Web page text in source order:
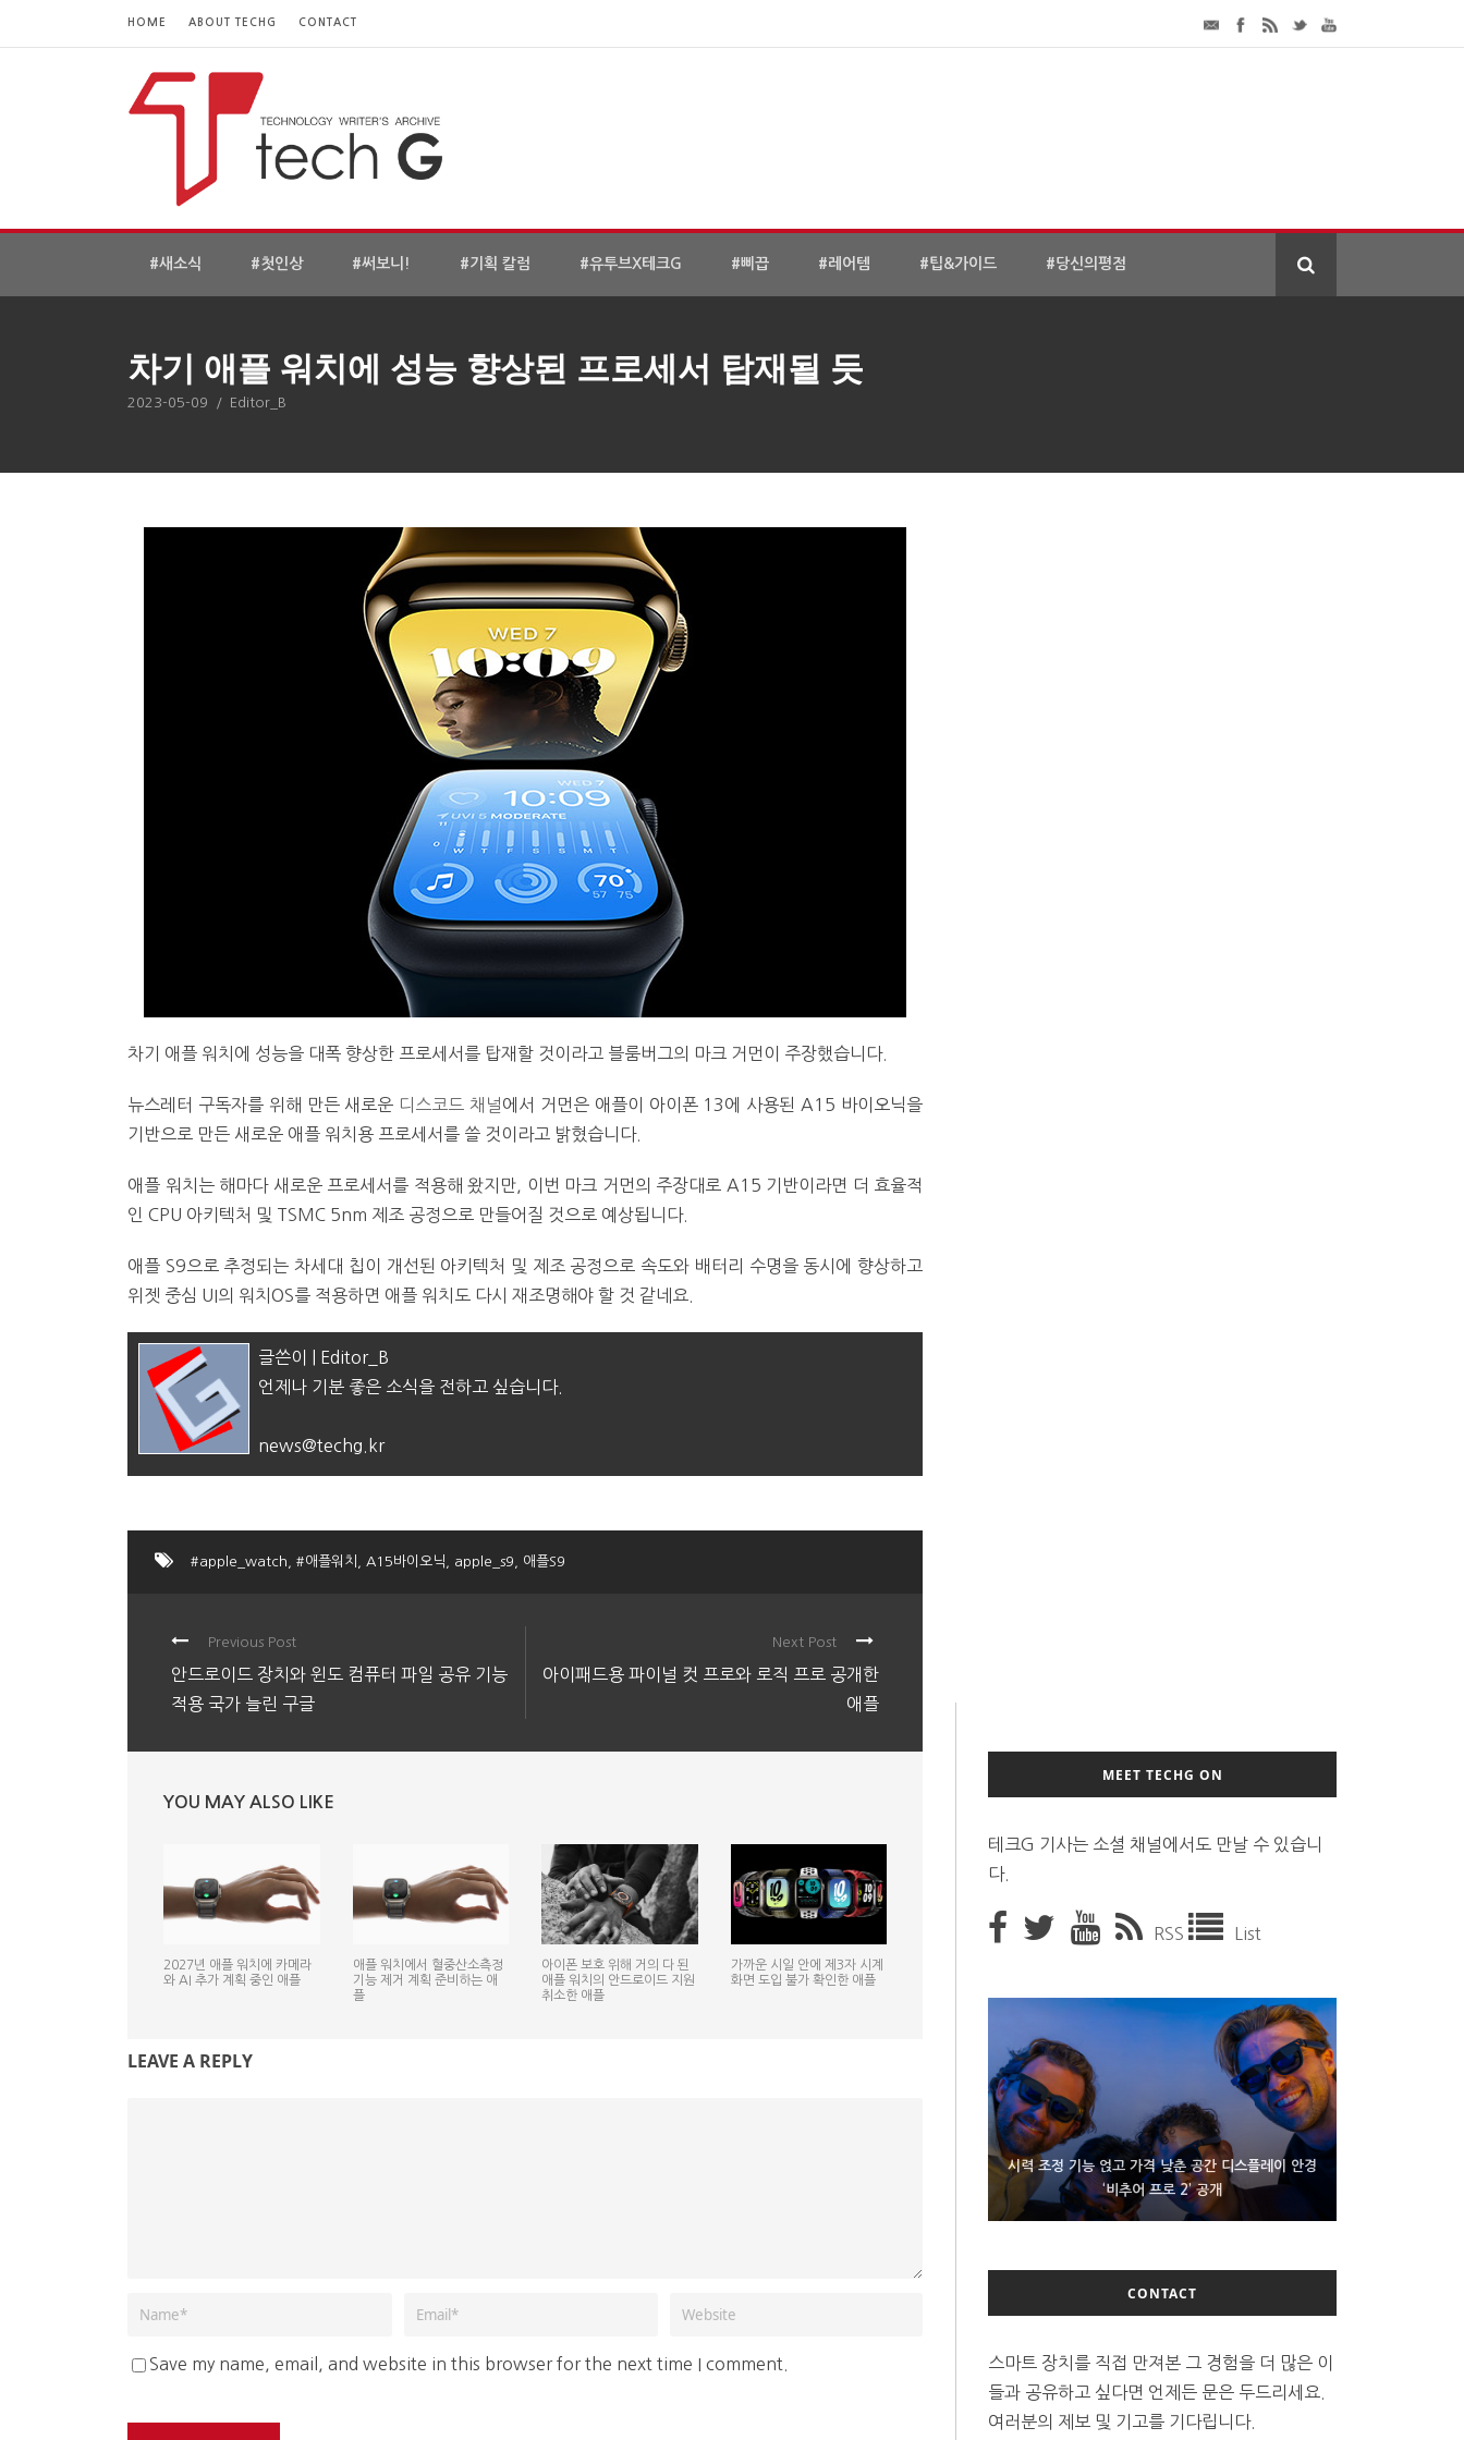
HOME ABOUT TECHG CONTACT
#새소식 #첫인상 #써보니! #기획 칼럼 #유투브X테크G #삐끕 #레어템 #팁&가이드 #당신의평점
차기 애플 워치에 성능 향상된 프로세서 탑재될 듯
2023-05-09 / Editor_B
차기 애플 워치에 성능을 대폭 향상한 프로세서를 탑재할 것이라고 블룸버그의 마크 거먼이 주장했습니다.
뉴스레터 구독자를 위해 만든 새로운 디스코드 채널에서 거먼은 애플이 아이폰 13에 사용된 A15 바이오닉을
기반으로 만든 새로운 애플 워치용 프로세서를 쓸 것이라고 밝혔습니다.
애플 워치는 해마다 새로운 프로세서를 적용해 왔지만, 이번 마크 거먼의 주장대로 A15 기반이라면 더 효율적
인 CPU 아키텍처 및 TSMC 5nm 제조 공정으로 만들어질 것으로 예상됩니다.
애플 S9으로 추정되는 차세대 칩이 개선된 아키텍처 및 제조 공정으로 속도와 배터리 수명을 동시에 향상하고
위젯 중심 UI의 워치OS를 적용하면 애플 워치도 다시 재조명해야 할 것 같네요.
글쓴이 | Editor_B
언제나 기분 좋은 소식을 전하고 싶습니다.
news@techg.kr
#apple_watch #애플워치 A15바이오닉 apple_s9 애플S9
Previous Post
안드로이드 장치와 윈도 컴퓨터 파일 공유 기능
적용 국가 늘린 구글
Next Post
아이패드용 파이널 컷 프로와 로직 프로 공개한
애플
YOU MAY ALSO LIKE
2027년 애플 워치에 카메라
와 AI 추가 계획 중인 애플
애플 워치에서 혈중산소측정
기능 제거 계획 준비하는 애
플
아이폰 보호 위해 거의 다 된
애플 워치의 안드로이드 지원
취소한 애플
가까운 시일 안에 제3자 시계
화면 도입 불가 확인한 애플
LEAVE A REPLY
Save my name, email, and website in this browser for the next time I comment.
MEET TECHG ON
테크G 기사는 소셜 채널에서도 만날 수 있습니
다.
RSS List
시력 조정 기능 얹고 가격 낮춘 공간 디스플레이 안경
‘비추어 프로 2’ 공개
D램 부족에 10억달러어치 아이폰18 프로세서 패키징
대기 중
300~400달러 반지형 스피커 준비하는 오픈AI
CONTACT
스마트 장치를 직접 만져본 그 경험을 더 많은 이
들과 공유하고 싶다면 언제든 문은 두드리세요.
여러분의 제보 및 기고를 기다립니다.